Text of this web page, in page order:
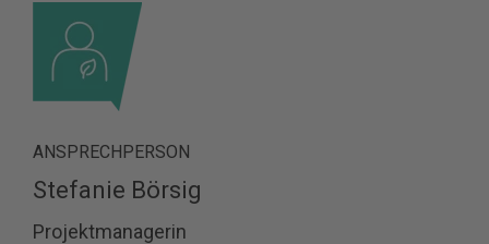
ANSPRECHPERSON
Stefanie Börsig
Projektmanagerin